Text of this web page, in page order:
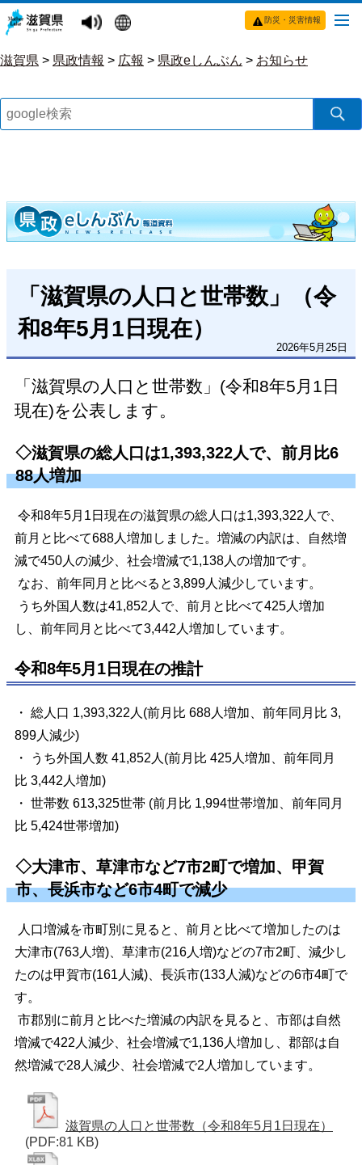
防災・災害情報
滋賀県 > 県政情報 > 広報 > 県政eしんぶん > お知らせ
「滋賀県の人口と世帯数」（令
和8年5月1日現在）
2026年5月25日
「滋賀県の人口と世帯数」(令和8年5月1日
現在)を公表します。
◇滋賀県の総人口は1,393,322人で、前月比6
88人増加
令和8年5月1日現在の滋賀県の総人口は1,393,322人で、
前月と比べて688人増加しました。増減の内訳は、自然増
減で450人の減少、社会増減で1,138人の増加です。
なお、前年同月と比べると3,899人減少しています。
うち外国人数は41,852人で、前月と比べて425人増加
し、前年同月と比べて3,442人増加しています。
令和8年5月1日現在の推計
・ 総人口 1,393,322人(前月比 688人増加、前年同月比 3,
899人減少)
・ うち外国人数 41,852人(前月比 425人増加、前年同月
比 3,442人増加)
・ 世帯数 613,325世帯 (前月比 1,994世帯増加、前年同月
比 5,424世帯増加)
◇大津市、草津市など7市2町で増加、甲賀
市、長浜市など6市4町で減少
人口増減を市町別に見ると、前月と比べて増加したのは
大津市(763人増)、草津市(216人増)などの7市2町、減少し
たのは甲賀市(161人減)、長浜市(133人減)などの6市4町で
す。
市郡別に前月と比べた増減の内訳を見ると、市部は自然
増減で422人減少、社会増減で1,136人増加し、郡部は自
然増減で28人減少、社会増減で2人増加しています。
滋賀県の人口と世帯数（令和8年5月1日現在）
(PDF:81 KB)